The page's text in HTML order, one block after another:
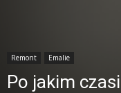
Remont Emalie
Po jakim